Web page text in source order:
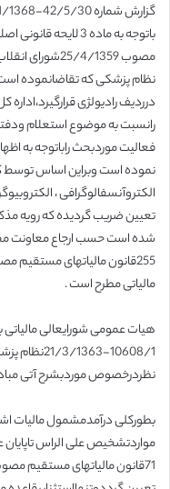
باتوجه به ماده 3
مصوب 25/4/
نظام پزشکی که تقاضانموده است
درردیف رادیولژی
رانسبت به موضوع استعلام
فعالیت موردبحث راباتوجه به
نموده است وبراین اساس توسط
الکتروآنسفالوگرافی ،
تعیین ضریب گردیده که رویه
مالیاتی مطرح است .
هیات عمومی شورایعالی مالیاتی
10608/1-
نظردرخصوص موردبشرح آتی
بطورکلی درآمدمشمول مالیات